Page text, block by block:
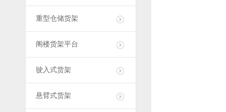
重型仓储货架
阁楼货架平台
驶入式货架
悬臂式货架